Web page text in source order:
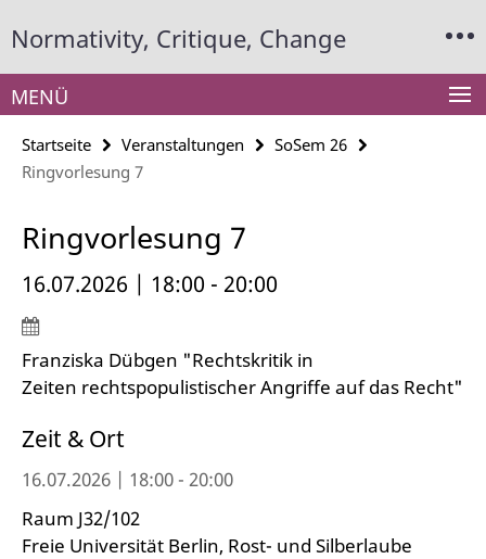
direkt
Inhalt
Normativity, Critique, Change
Service-
Navigation
MENÜ
Startseite Veranstaltungen
SoSem 26
Ringvorlesung 7
Ringvorlesung 7
16.07.2026 | 18:00 - 20:00
Franziska Dübgen "Rechtskritik in
Zeiten rechtspopulistischer Angriffe auf das Recht"
Zeit & Ort
16.07.2026 | 18:00 - 20:00
Raum J32/102
Freie Universität Berlin, Rost- und Silberlaube